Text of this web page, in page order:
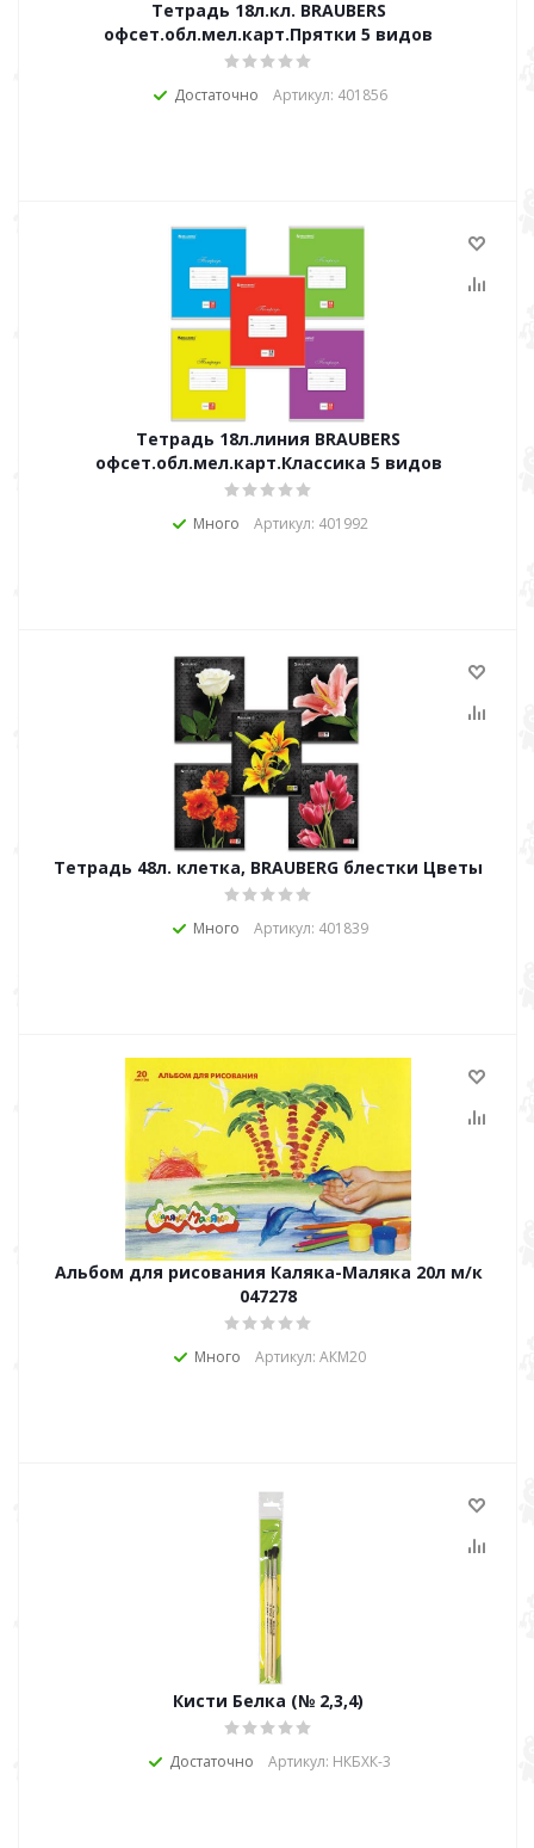
Тетрадь 18л.кл. BRAUBERS
офсет.обл.мел.карт.Прятки 5 видов
Достаточно Артикул: 401856
Тетрадь 18л.линия BRAUBERS
офсет.обл.мел.карт.Классика 5 видов
Много Артикул: 401992
Тетрадь 48л. клетка, BRAUBERG блестки Цветы
Много Артикул: 401839
Альбом для рисования Каляка-Маляка 20л м/к
047278
Много Артикул: АКМ20
Кисти Белка (№ 2,3,4)
Достаточно Артикул: НКБХК-3